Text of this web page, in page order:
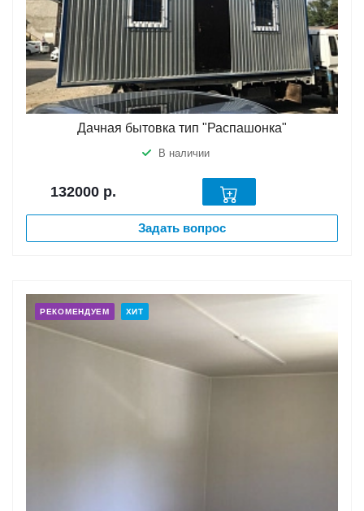
Дачная бытовка тип "Распашонка"
В наличии
132000 р.
Задать вопрос
РЕКОМЕНДУЕМ ХИТ